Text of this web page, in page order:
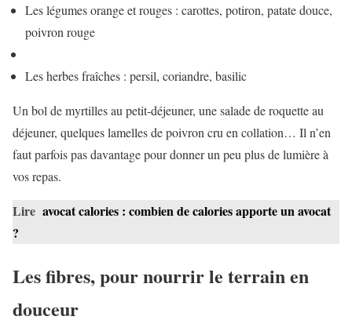
Les légumes orange et rouges : carottes, potiron, patate douce,
poivron rouge
Les herbes fraîches : persil, coriandre, basilic
Un bol de myrtilles au petit-déjeuner, une salade de roquette au
déjeuner, quelques lamelles de poivron cru en collation… Il n’en
faut parfois pas davantage pour donner un peu plus de lumière à
vos repas.
Lire avocat calories : combien de calories apporte un avocat
?
Les fibres, pour nourrir le terrain en
douceur